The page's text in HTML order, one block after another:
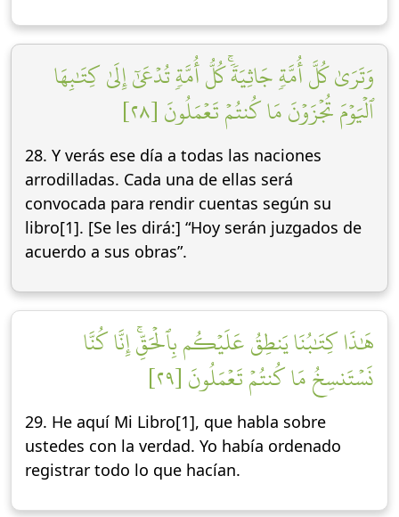
وَتَرَىٰ كُلَّ أُمَّةٖ جَاثِيَةٗۚ كُلُّ أُمَّةٖ تُدۡعَىٰٓ إِلَىٰ كِتَٰبِهَا
ٱلۡيَوۡمَ تُجۡزَوۡنَ مَا كُنتُمۡ تَعۡمَلُونَ [٢٨]
28. Y verás ese día a todas las naciones
arrodilladas. Cada una de ellas será
convocada para rendir cuentas según su
libro[1]. [Se les dirá:] “Hoy serán juzgados de
acuerdo a sus obras”.
هَٰذَا كِتَٰبُنَا يَنطِقُ عَلَيۡكُم بِٱلۡحَقِّۚ إِنَّا كُنَّا
نَسۡتَنسِخُ مَا كُنتُمۡ تَعۡمَلُونَ [٢٩]
29. He aquí Mi Libro[1], que habla sobre
ustedes con la verdad. Yo había ordenado
registrar todo lo que hacían.